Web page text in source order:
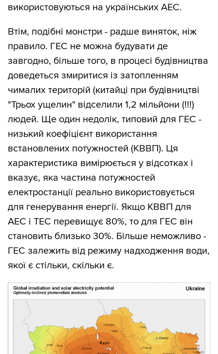
використовуються на українських АЕС.
Втім, подібні монстри - радше виняток, ніж
правило. ГЕС не можна будувати де
завгодно, більше того, в процесі будівництва
доведеться змиритися із затопленням
чималих територій (китайці при будівництві
"Трьох ущелин" відселили 1,2 мільйони (!!!)
людей. Ще один недолік, типовий для ГЕС -
низький коефіцієнт використання
встановлених потужностей (КВВП). Ця
характеристика вимірюється у відсотках і
вказує, яка частина потужностей
електростанції реально використовується
для генерування енергії. Якщо КВВП для
АЕС і ТЕС перевищує 80%, то для ГЕС він
становить близько 30%. Більше неможливо -
ГЕС залежить від режиму надходження води,
якої є стільки, скільки є.